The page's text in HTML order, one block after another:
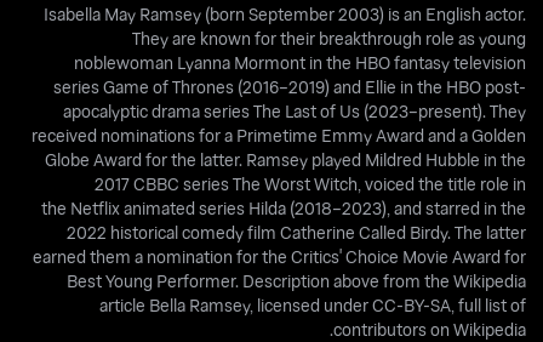
Isabella May Ramsey (born September 2003) is an English actor.
They are known for their breakthrough role as young
noblewoman Lyanna Mormont in the HBO fantasy television
series Game of Thrones (2016–2019) and Ellie in the HBO post-
apocalyptic drama series The Last of Us (2023–present). They
received nominations for a Primetime Emmy Award and a Golden
Globe Award for the latter. Ramsey played Mildred Hubble in the
2017 CBBC series The Worst Witch, voiced the title role in
the Netflix animated series Hilda (2018–2023), and starred in the
2022 historical comedy film Catherine Called Birdy. The latter
earned them a nomination for the Critics' Choice Movie Award for
Best Young Performer. Description above from the Wikipedia
article Bella Ramsey, licensed under CC-BY-SA, full list of
contributors on Wikipedia.